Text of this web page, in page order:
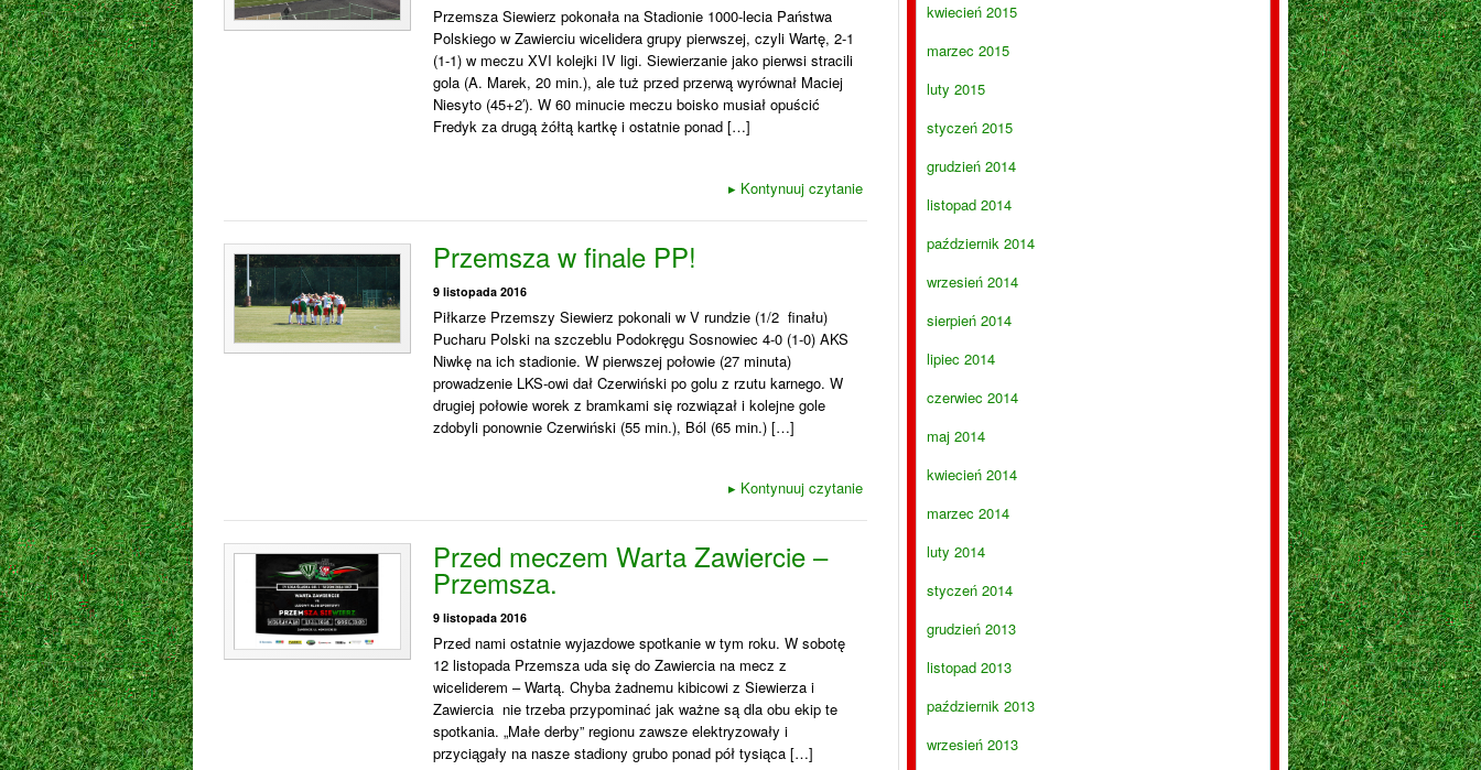
Przemsza Siewierz pokonała na Stadionie 1000-lecia Państwa
Polskiego w Zawierciu wicelidera grupy pierwszej, czyli Wartę, 2-1
(1-1) w meczu XVI kolejki IV ligi. Siewierzanie jako pierwsi stracili
gola (A. Marek, 20 min.), ale tuż przed przerwą wyrównał Maciej
Niesyto (45+2′). W 60 minucie meczu boisko musiał opuścić
Fredyk za drugą żółtą kartkę i ostatnie ponad […]
▸ Kontynuuj czytanie
Przemsza w finale PP!
9 listopada 2016
Piłkarze Przemszy Siewierz pokonali w V rundzie (1/2 finału)
Pucharu Polski na szczeblu Podokręgu Sosnowiec 4-0 (1-0) AKS
Niwkę na ich stadionie. W pierwszej połowie (27 minuta)
prowadzenie LKS-owi dał Czerwiński po golu z rzutu karnego. W
drugiej połowie worek z bramkami się rozwiązał i kolejne gole
zdobyli ponownie Czerwiński (55 min.), Ból (65 min.) […]
▸ Kontynuuj czytanie
Przed meczem Warta Zawiercie –
Przemsza.
9 listopada 2016
Przed nami ostatnie wyjazdowe spotkanie w tym roku. W sobotę
12 listopada Przemsza uda się do Zawiercia na mecz z
wiceliderem – Wartą. Chyba żadnemu kibicowi z Siewierza i
Zawiercia nie trzeba przypominać jak ważne są dla obu ekip te
spotkania. „Małe derby” regionu zawsze elektryzowały i
przyciągały na nasze stadiony grubo ponad pół tysiąca […]
kwiecień 2015
marzec 2015
luty 2015
styczeń 2015
grudzień 2014
listopad 2014
październik 2014
wrzesień 2014
sierpień 2014
lipiec 2014
czerwiec 2014
maj 2014
kwiecień 2014
marzec 2014
luty 2014
styczeń 2014
grudzień 2013
listopad 2013
październik 2013
wrzesień 2013